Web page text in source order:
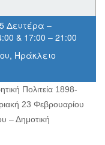
Δευτέρα –
& 17:00 – 21:00
Ηράκλειο
Πολιτεία 1898-
23 Φεβρουαρίου
– Δημοτική